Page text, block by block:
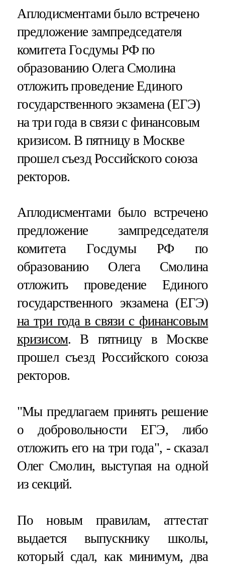
Аплодисментами было встречено
предложение зампредседателя
комитета Госдумы РФ по
образованию Олега Смолина
отложить проведение Единого
государственного экзамена (ЕГЭ)
на три года в связи с финансовым
кризисом. В пятницу в Москве
прошел съезд Российского союза
ректоров.
Аплодисментами было встречено
предложение зампредседателя
комитета Госдумы РФ по
образованию Олега Смолина
отложить проведение Единого
государственного экзамена (ЕГЭ)
на три года в связи с финансовым
кризисом. В пятницу в Москве
прошел съезд Российского союза
ректоров.
"Мы предлагаем принять решение
о добровольности ЕГЭ, либо
отложить его на три года", - сказал
Олег Смолин, выступая на одной
из секций.
По новым правилам, аттестат
выдается выпускнику школы,
который сдал, как минимум, два